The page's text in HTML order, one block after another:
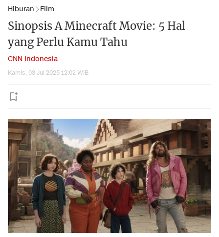
Hiburan Film
Sinopsis A Minecraft Movie: 5 Hal
yang Perlu Kamu Tahu
CNN Indonesia
Kamis, 03 Jul 2025 12:02 WIB